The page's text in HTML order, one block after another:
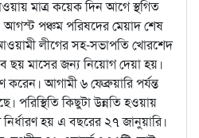
মাত্র কয়েক দিন আগে স্থগিত
আগস্ট পঞ্চম পরিষদের মেয়াদ শেষ
লীগের সহ-সভাপতি খোরশেদ
মাসের জন্য নিয়োগ দেয়া হয়।
আগামী ৬ ফেব্রুয়ারি পর্যন্ত
পরিস্থিতি কিছুটা উন্নতি হওয়ায়
হয় এ বছরের ২৭ জানুয়ারি।